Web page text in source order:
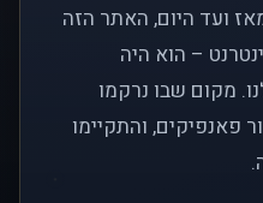
ועד היום, האתר הזה
– הוא היה
מקום שבו נרקמו
פאנפיקים, והתקיימו